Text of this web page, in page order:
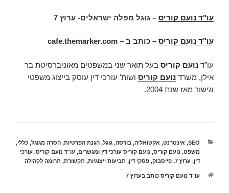
עו"ד נועם קוריס – גוגל מפלה ישראלים- ערוץ 7
עו"ד נועם קוריס – כותב ב – cafe.themarker.com
עו”ד נועם קוריס בעל תואר שני במשפטים מאוניברסיטת בר
אילן, משרד נועם קוריס ושות’ עורכי דין עוסק בייצוג משפטי
וגישור מאז שנת 2004.
קטגוריות
SEO
, אינטרנט, אקטואליה,בורסה,גוגל,הגנת הפרטיות,הסרה מגוגל,כללי,
משפט, נועם קוריס, נועם קוריס עורכי דין ומגשרים,עו"ד נועם קוריס,עורכי
דין,ערוץ 7 ,פייסבוק,פסקי דין, תביעות ייצוגיות, תקשורת, תרומה לקהילה
תגיות
עו"ד נועם קוריס כותב בערוץ 7